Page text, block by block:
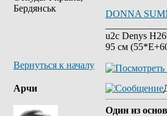
Бердянськ
DONNA
u2c Denys
95 см
Вернуться к началу
Арчи
Один из